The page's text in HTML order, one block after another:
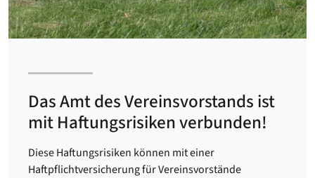
Das Amt des Vereinsvorstands ist
mit Haftungsrisiken verbunden!
Diese Haftungsrisiken können mit einer
Haftpflichtversicherung für Vereinsvorstände